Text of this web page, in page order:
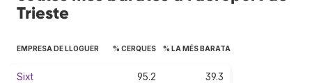
Trieste
EMPRESA DE LLOGUER % CERQUES % LA MÉS BARATA
Sixt 95.2 39.3